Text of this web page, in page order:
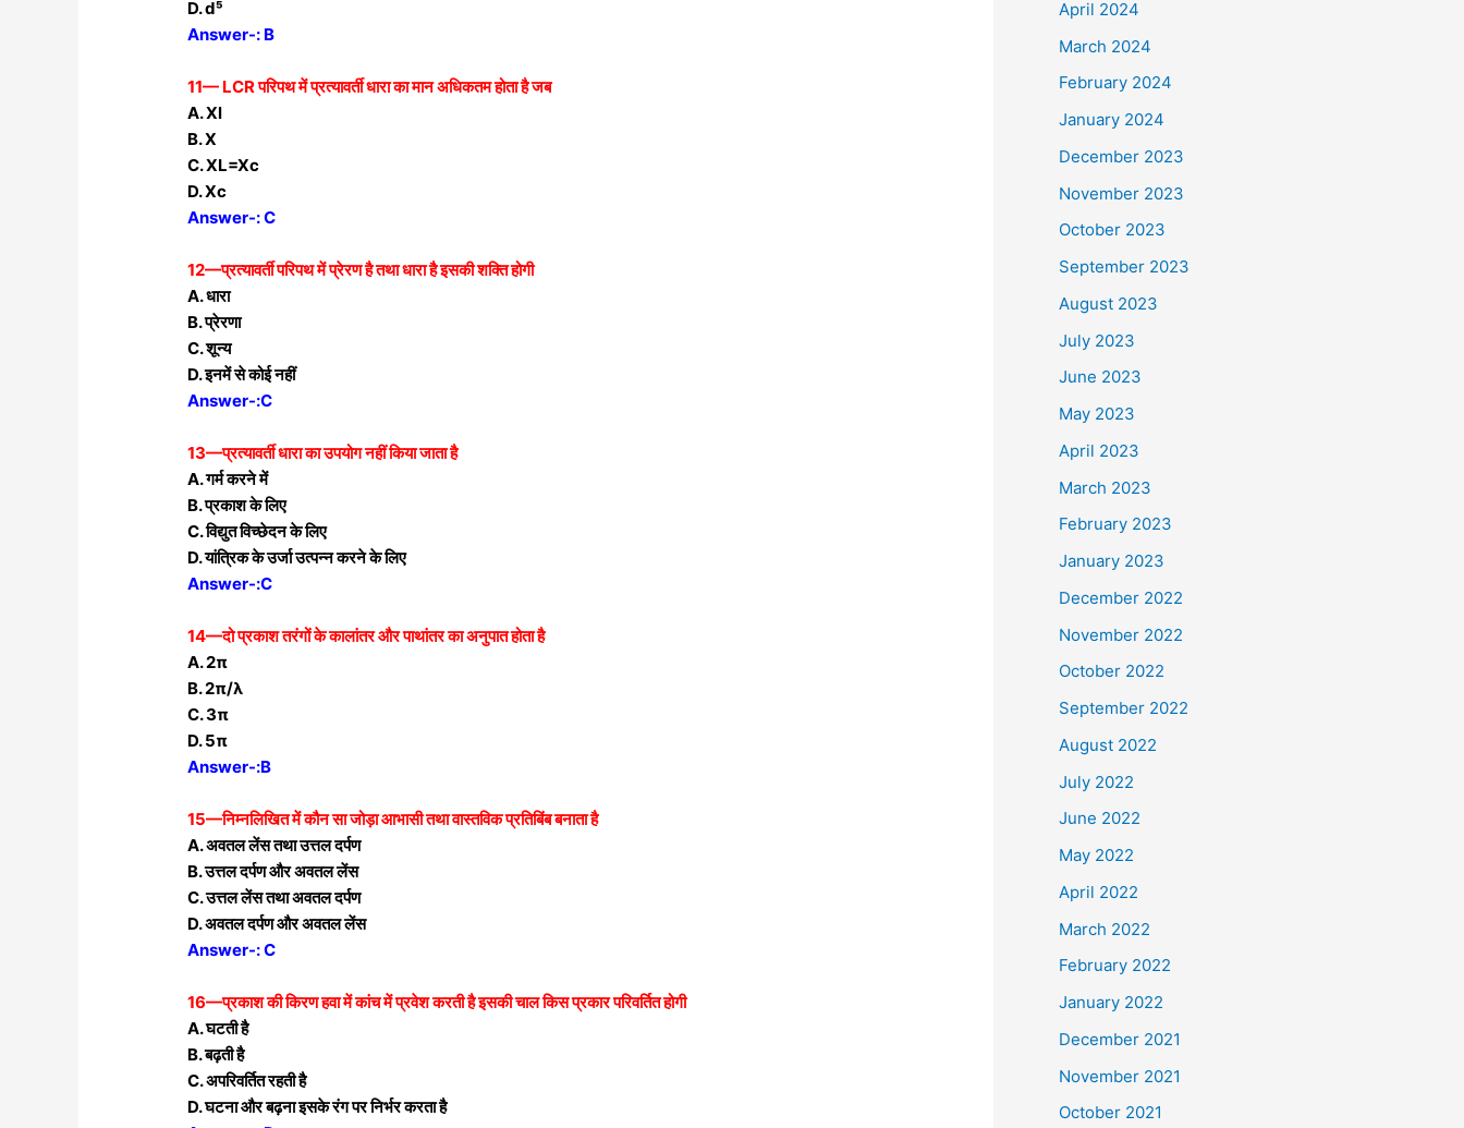
D. d⁵
Answer-: B
11— LCR परिपथ में प्रत्यावर्ती धारा का मान अधिकतम होता है जब
A. Xl
B. X
C. XL=Xc
D. Xc
Answer-: C
12—प्रत्यावर्ती परिपथ में प्रेरण है तथा धारा है इसकी शक्ति होगी
A. धारा
B. प्रेरणा
C. शून्य
D. इनमें से कोई नहीं
Answer-:C
13—प्रत्यावर्ती धारा का उपयोग नहीं किया जाता है
A. गर्म करने में
B. प्रकाश के लिए
C. विद्युत विच्छेदन के लिए
D. यांत्रिक के उर्जा उत्पन्न करने के लिए
Answer-:C
14—दो प्रकाश तरंगों के कालांतर और पाथांतर का अनुपात होता है
A. 2π
B. 2π/λ
C. 3π
D. 5π
Answer-:B
15—निम्नलिखित में कौन सा जोड़ा आभासी तथा वास्तविक प्रतिबिंब बनाता है
A. अवतल लेंस तथा उत्तल दर्पण
B. उत्तल दर्पण और अवतल लेंस
C. उत्तल लेंस तथा अवतल दर्पण
D. अवतल दर्पण और अवतल लेंस
Answer-: C
16—प्रकाश की किरण हवा में कांच में प्रवेश करती है इसकी चाल किस प्रकार परिवर्तित होगी
A. घटती है
B. बढ़ती है
C. अपरिवर्तित रहती है
D. घटना और बढ़ना इसके रंग पर निर्भर करता है
April 2024
March 2024
February 2024
January 2024
December 2023
November 2023
October 2023
September 2023
August 2023
July 2023
June 2023
May 2023
April 2023
March 2023
February 2023
January 2023
December 2022
November 2022
October 2022
September 2022
August 2022
July 2022
June 2022
May 2022
April 2022
March 2022
February 2022
January 2022
December 2021
November 2021
October 2021